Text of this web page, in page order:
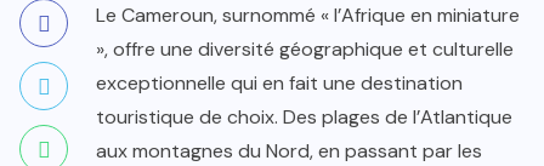
Le Cameroun, surnommé « l’Afrique en miniature
», offre une diversité géographique et culturelle
exceptionnelle qui en fait une destination
touristique de choix. Des plages de l’Atlantique
aux montagnes du Nord, en passant par les